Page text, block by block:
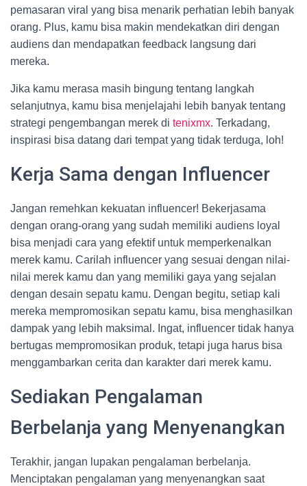
pemasaran viral yang bisa menarik perhatian lebih banyak
orang. Plus, kamu bisa makin mendekatkan diri dengan
audiens dan mendapatkan feedback langsung dari
mereka.
Jika kamu merasa masih bingung tentang langkah
selanjutnya, kamu bisa menjelajahi lebih banyak tentang
strategi pengembangan merek di tenixmx. Terkadang,
inspirasi bisa datang dari tempat yang tidak terduga, loh!
Kerja Sama dengan Influencer
Jangan remehkan kekuatan influencer! Bekerjasama
dengan orang-orang yang sudah memiliki audiens loyal
bisa menjadi cara yang efektif untuk memperkenalkan
merek kamu. Carilah influencer yang sesuai dengan nilai-
nilai merek kamu dan yang memiliki gaya yang sejalan
dengan desain sepatu kamu. Dengan begitu, setiap kali
mereka mempromosikan sepatu kamu, bisa menghasilkan
dampak yang lebih maksimal. Ingat, influencer tidak hanya
bertugas mempromosikan produk, tetapi juga harus bisa
menggambarkan cerita dan karakter dari merek kamu.
Sediakan Pengalaman
Berbelanja yang Menyenangkan
Terakhir, jangan lupakan pengalaman berbelanja.
Menciptakan pengalaman yang menyenangkan saat